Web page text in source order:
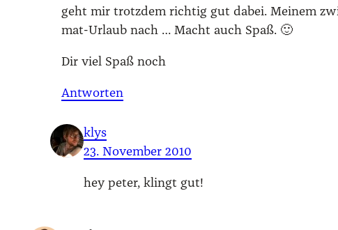
geht mir trotz­dem rich­tig gut dabei. Mei­nem
mat-Urlaub nach … Macht auch Spaß. 🙂
Dir viel Spaß noch
Antworten
klys
23. November 2010
hey peter, klingt gut!